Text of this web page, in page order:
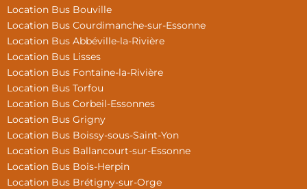
Location Bus Bouville
Location Bus Courdimanche-sur-Essonne
Location Bus Abbéville-la-Rivière
Location Bus Lisses
Location Bus Fontaine-la-Rivière
Location Bus Torfou
Location Bus Corbeil-Essonnes
Location Bus Grigny
Location Bus Boissy-sous-Saint-Yon
Location Bus Ballancourt-sur-Essonne
Location Bus Bois-Herpin
Location Bus Brétigny-sur-Orge